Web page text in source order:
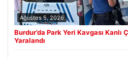
Ağustos 5, 2026
Burdur’da Park Yeri Kavgası Kanlı
Yaralandı